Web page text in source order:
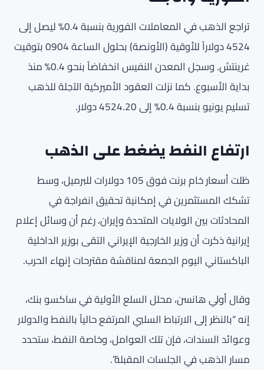
تراجع الذهب في المعاملات الفورية بنسبة 0.4% ليصل إلى
4524 دولاراً للأوقية (الأونصة) بحلول الساعة 0904 بتوقيت
غرينتش. وسجل المعدن النفيس انخفاضاً بنحو 0.4% منذ
بداية الأسبوع. كما نزلت العقود الأميركية الآجلة للذهب
تسليم يونيو بنسبة 0.4% إلى 4524.20 دولار.
ارتفاع النفط يضغط على الذهب
ظلت أسعار خام برنت فوق 105 دولارات للبرميل، وسط
تشكك المستثمرين في إمكانية تحقيق انفراجة في
المحادثات بين الولايات المتحدة وإيران، رغم أن وسائل إعلام
إيرانية ذكرت أن وزير الخارجية الإيراني التقى بوزير الداخلية
الباكستاني اليوم الجمعة لمناقشة مقترحات إنهاء الحرب.
وقال أولي هانسن، محلل السلع الأولية في ساكسو بنك،
إنه “بالنظر إلى الارتباط السلبي المرتفع حالياً بالنفط والدولار
وعوائد السندات، فإن تلك العوامل، وخاصة النفط، ستحدد
مسار الذهب في الجلسات المقبلة”.